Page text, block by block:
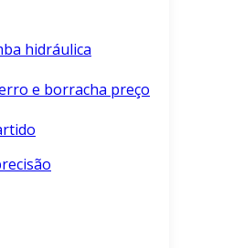
hidráulica
e borracha preço